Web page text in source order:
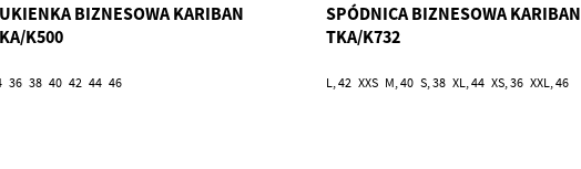
BIZNESOWA KARIBAN
K500
36 38 40 42 44 46
SPÓDNICA BIZNESOWA KARIBAN
TKA/K732
L, 42 XXS M, 40 S, 38 XL, 44 XS, 36 XXL, 46